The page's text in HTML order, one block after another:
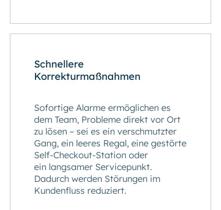
Schnellere
Korrekturmaßnahmen
Sofortige Alarme ermöglichen es
dem Team, Probleme direkt vor Ort
zu lösen – sei es ein verschmutzter
Gang, ein leeres Regal, eine gestörte
Self-Checkout-Station oder
ein langsamer Servicepunkt.
Dadurch werden Störungen im
Kundenfluss reduziert.